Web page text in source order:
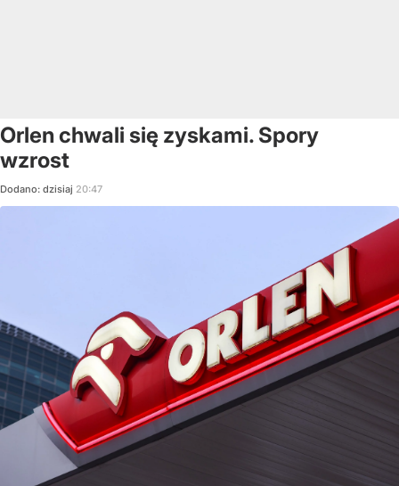
Orlen chwali się zyskami. Spory
wzrost
Dodano: dzisiaj 20:47